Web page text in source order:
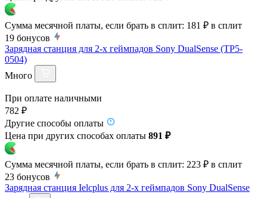
Сумма месячной платы, если брать в сплит: 181 ₽ в сплит
19 бонусов
Зарядная станция для 2-х геймпадов Sony DualSense (TP5-
0504)
Много
При оплате наличными
782 ₽
Другие способы оплаты
Цена при других способах оплаты 891 ₽
Сумма месячной платы, если брать в сплит: 223 ₽ в сплит
23 бонусов
Зарядная станция Ielcplus для 2-х геймпадов Sony DualSense